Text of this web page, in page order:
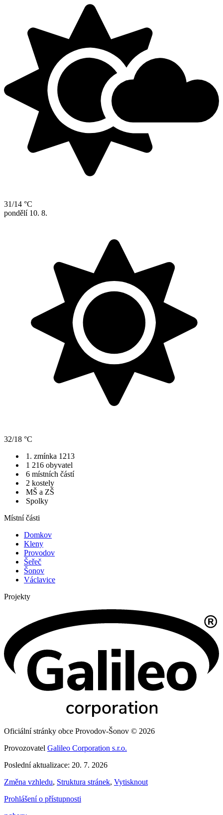
31/14 °C
pondělí 10. 8.
32/18 °C
1. zmínka 1213
1 216 obyvatel
6 místních částí
2 kostely
MŠ a ZŠ
Spolky
Místní části
Domkov
Kleny
Provodov
Šeřeč
Šonov
Václavice
Projekty
Oficiální stránky obce Provodov-Šonov © 2026
Provozovatel Galileo Corporation s.r.o.
Poslední aktualizace: 20. 7. 2026
Změna vzhledu, Struktura stránek, Vytisknout
Prohlášení o přístupnosti